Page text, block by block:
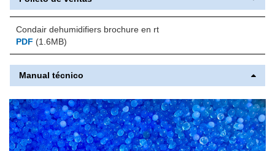
Condair dehumidifiers brochure en rt
PDF (1.6MB)
Manual técnico